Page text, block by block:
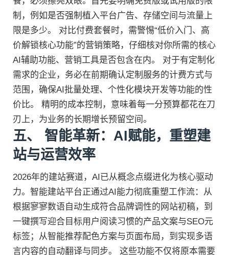
制，例如是否强制植入平台广告、存储空间与流量上
限是多少。 对比付费套餐时，需警惕“低价入门、高
价解锁核心功能”的营销策略，仔细核对你所需的核心
AI辅助功能、营销工具是否包含在内。 对于有定制化
需求的企业，务必在前期确认定制服务的计费方式与
范围，确保AI批量处理、个性化模块开发等功能的性
价比。 精明的成本控制，意味着每一分预算都花在刀
刃上，为业务的长期增长预留空间。
五、 智能革新：AI赋能，重塑建
站与运营效率
2026年的建站赛道，AI已从概念点缀进化为核心驱动
力。智能建站平台正通过AI能力彻底重塑工作流：从
根据寥寥数语自动生成符合品牌调性的网站初稿，到
一键撰写迎合目标用户阅读习惯的产品文案与SEO元
标签；从智能推荐配色方案与页面布局，到实现多语
言内容的自动翻译与同步。 这些功能不仅将原本需要